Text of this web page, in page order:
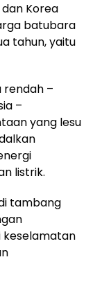
Korea
batubara
tahun, yaitu
–
–
yang lesu
listrik.
tambang
keselamatan